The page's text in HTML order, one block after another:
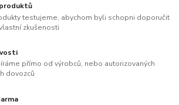
testujeme, abychom byli schopni doporučit
zkušenosti
přímo od výrobců, nebo autorizovaných
dovozců